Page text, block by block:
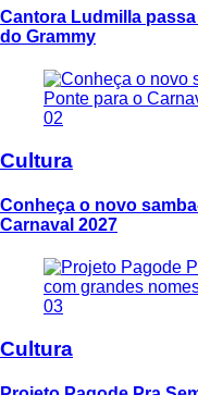
Cantora Ludmilla
do Grammy
02
Cultura
Conheça o novo
Carnaval 2027
03
Cultura